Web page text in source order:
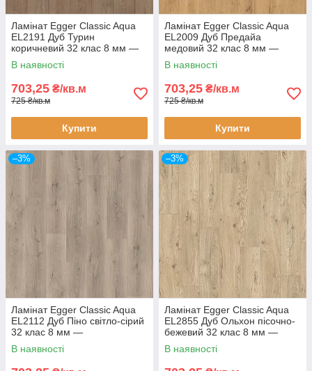
Ламінат Egger Classic Aqua
EL2191 Дуб Турин
коричневий 32 клас 8 мм —
вологостійкий ламінат під
темний дуб, з фаскою 4V
В наявності
703,25 ₴/кв.м
725 ₴/кв.м
Купити
Ламінат Egger Classic Aqua
EL2009 Дуб Предайа
медовий 32 клас 8 мм —
вологостійкий ламінат під
медовий дуб, з фаскою 4V
В наявності
703,25 ₴/кв.м
725 ₴/кв.м
Купити
–3%
Ламінат Egger Classic Aqua
EL2112 Дуб Піно світло-сірий
32 клас 8 мм —
вологостійкий ламінат під
світлий дуб, фаска 4V
В наявності
–3%
Ламінат Egger Classic Aqua
EL2855 Дуб Ольхон пісочно-
бежевий 32 клас 8 мм —
вологостійкий ламінат під
світлий дуб, фаска 4V
В наявності